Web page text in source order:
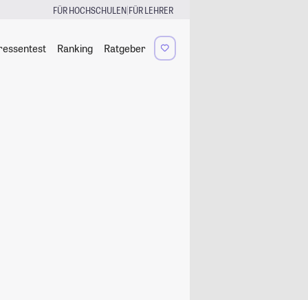
FÜR HOCHSCHULEN|FÜR LEHRER
Ranking Ratgeber